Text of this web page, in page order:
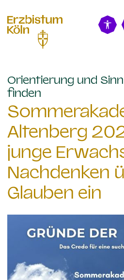
Orientierung und
finden
Altenberg
junge
Nachdenken
Glauben ein